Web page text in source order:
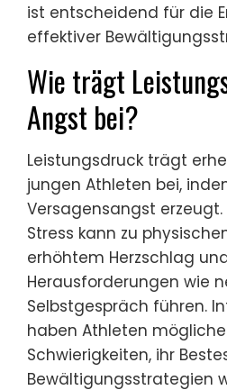
ist entscheidend für die
effektiver
Wie trägt
Angst bei?
Leistungsdruck trägt
jungen Athleten bei,
Versagensangst erzeugt.
Stress kann zu
erhöhtem Herzschlag
Herausforderungen wie
Selbstgespräch führen.
haben Athleten
Schwierigkeiten, ihr
Bewältigungsstrategien